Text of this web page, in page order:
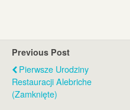
Previous Post
Pierwsze Urodziny
Restauracji Alebriche
(zamknięte)